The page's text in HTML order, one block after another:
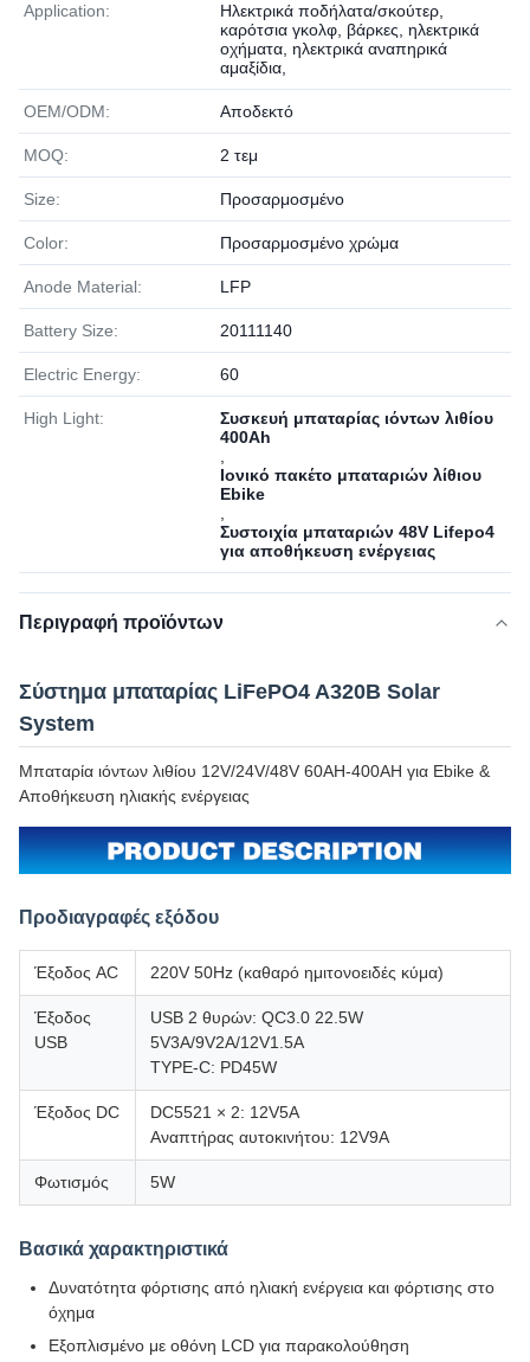
Application:
Ηλεκτρικά ποδήλατα/σκούτερ,
καρότσια γκολφ, βάρκες, ηλεκτρικά
οχήματα, ηλεκτρικά αναπηρικά
αμαξίδια,
OEM/ODM: Αποδεκτό
MOQ: 2 τεμ
Size: Προσαρμοσμένο
Color: Προσαρμοσμένο χρώμα
Anode Material: LFP
Battery Size: 20111140
Electric Energy: 60
High Light:
Συσκευή μπαταρίας ιόντων λιθίου
400Ah
Ιονικό πακέτο μπαταριών λίθιου
Ebike
Συστοιχία μπαταριών 48V Lifepo4
για αποθήκευση ενέργειας
Περιγραφή προϊόντων
Σύστημα μπαταρίας LiFePO4 A320B Solar
System
Μπαταρία ιόντων λιθίου 12V/24V/48V 60AH-400AH για Ebike &
Αποθήκευση ηλιακής ενέργειας
Προδιαγραφές εξόδου
Έξοδος AC 220V 50Hz (καθαρό ημιτονοειδές κύμα)
Έξοδος
USB
USB 2 θυρών: QC3.0 22.5W
5V3A/9V2A/12V1.5A
TYPE-C: PD45W
Έξοδος DC
DC5521 × 2: 12V5A
Αναπτήρας αυτοκινήτου: 12V9A
Φωτισμός 5W
Βασικά χαρακτηριστικά
Δυνατότητα φόρτισης από ηλιακή ενέργεια και φόρτισης στο
όχημα
Εξοπλισμένο με οθόνη LCD για παρακολούθηση